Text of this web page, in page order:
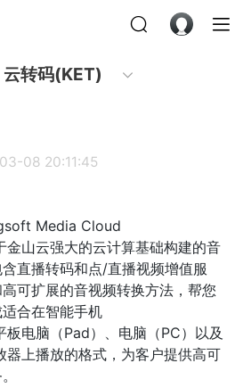
云转码(KET)
08 20:11:45
Media Cloud
山云强大的云计算基础构建的音
直播转码和点/直播视频增值服
可扩展的音视频转换方法，帮您
合在智能手机
板电脑（Pad）、电脑（PC）以及
器上播放的格式，为客户提供高可